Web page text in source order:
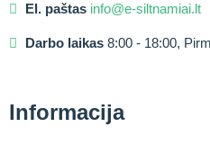
El. paštas info@e-siltnamiai.lt
Darbo laikas 8:00 - 18:00,
Informacija